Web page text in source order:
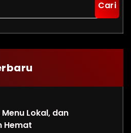
Menu Lokal, dan
Hemat